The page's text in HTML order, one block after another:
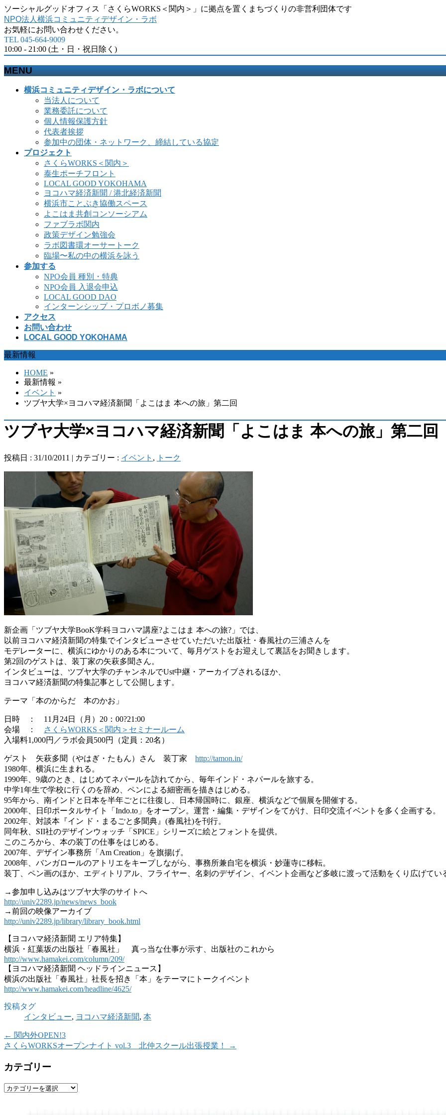
ソーシャルグッドオフィス「さくらWORKS＜関内＞」に拠点を置くまちづくりの非営利団体です
NPO法人横浜コミュニティデザイン・ラボ
お気軽にお問い合わせください。
TEL 045-664-9009
10:00 - 21:00 (土・日・祝日除く)
MENU
横浜コミュニティデザイン・ラボについて
当法人について
業務委託について
個人情報保護方針
代表者挨拶
参加中の団体・ネットワーク、締結している協定
プロジェクト
さくらWORKS＜関内＞
泰生ポーチフロント
LOCAL GOOD YOKOHAMA
ヨコハマ経済新聞 / 港北経済新聞
横浜市ことぶき協働スペース
よこはま共創コンソーシアム
ファブラボ関内
政策デザイン勉強会
ラボ図書環オーサートーク
臨場〜私の中の横浜を詠う
参加する
NPO会員 種別・特典
NPO会員 入退会申込
LOCAL GOOD DAO
インターンシップ・プロボノ募集
アクセス
お問い合わせ
LOCAL GOOD YOKOHAMA
最新情報
HOME »
最新情報 »
イベント »
ツブヤ大学×ヨコハマ経済新聞「よこはま 本への旅」第二回
ツブヤ大学×ヨコハマ経済新聞「よこはま 本への旅」第二回
投稿日 : 31/10/2011 | カテゴリー : イベント , トーク
新企画「ツブヤ大学BooK学科ヨコハマ講座?よこはま 本への旅?」では、
以前ヨコハマ経済新聞の特集でインタビューさせていただいた出版社・春風社の三浦さんを
モデレーターに、横浜にゆかりのある本について、毎月ゲストをお迎えして裏話をお聞きします。
第2回のゲストは、装丁家の矢萩多聞さん。
インタビューは、ツブヤ大学のチャンネルでUst中継・アーカイブされるほか、
ヨコハマ経済新聞の特集記事として公開します。
テーマ「本のからだ 本のかお」
日時 ： 11月24日（月）20：00?21:00
会場 ：
さくらWORKS＜関内＞セミナールーム
入場料1,000円／ラボ会員500円（定員：20名）
ゲスト 矢萩多聞（やはぎ・たもん）さん 装丁家 http://tamon.in/
1980年、横浜に生まれる。
1990年、9歳のとき、はじめてネパールを訪れてから、毎年インド・ネパールを旅する。
中学1年生で学校に行くのを辞め、ペンによる細密画を描きはじめる。
95年から、南インドと日本を半年ごとに往復し、日本帰国時に、銀座、横浜などで個展を開催する。
2000年、日印ポータルサイト「Indo.to」をオープン。運営・編集・デザインをてがけ、日印交流イベントを多く企画する。
2002年、対談本『イン ド・まるごと多聞典』(春風社)を刊行。
同年秋、SII社のデザインウォッチ「SPICE」シリーズに絵とフォントを提供。
このころから、本の装丁の仕事をはじめる。
2007年、デザイン事務所「Am Creation」を旗揚げ。
2008年、バンガロールのアトリエをキープしながら、事務所兼自宅を横浜・妙蓮寺に移転。
装丁、ペン画のほか、エディトリアル、フライヤー、名刺のデザイン、イベント企画など多岐に渡って活動をくり広げてい
→参加申し込みはツブヤ大学のサイトへ
http://univ2289.jp/news/news_book
→前回の映像アーカイブ
http://univ2289.jp/library/library_book.html
【ヨコハマ経済新聞 エリア特集】
横浜・紅葉坂の出版社「春風社」 真っ当な仕事が示す、出版社のこれから
http://www.hamakei.com/column/209/
【ヨコハマ経済新聞 ヘッドラインニュース】
横浜の出版社「春風社」社長を招き「本」をテーマにトークイベント
http://www.hamakei.com/headline/4625/
投稿タグ
インタビュー, ヨコハマ経済新聞, 本
← 関内外OPEN!3
さくらWORKSオープンナイト vol.3 北仲スクール出張授業！
→
カテゴリー
カ